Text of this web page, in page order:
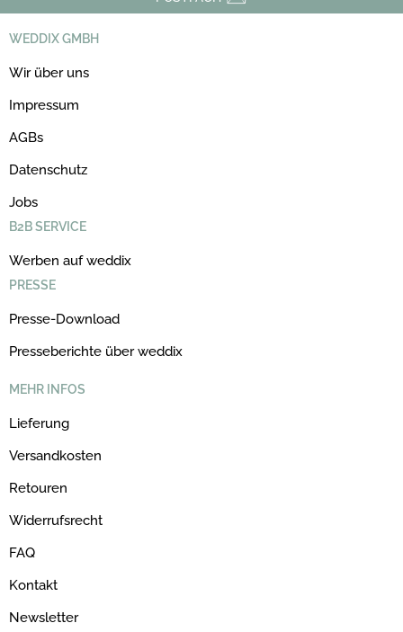
WEDDIX GMBH
Wir über uns
Impressum
AGBs
Datenschutz
Jobs
B2B SERVICE
Werben auf weddix
PRESSE
Presse-Download
Presseberichte über weddix
MEHR INFOS
Lieferung
Versandkosten
Retouren
Widerrufsrecht
FAQ
Kontakt
Newsletter